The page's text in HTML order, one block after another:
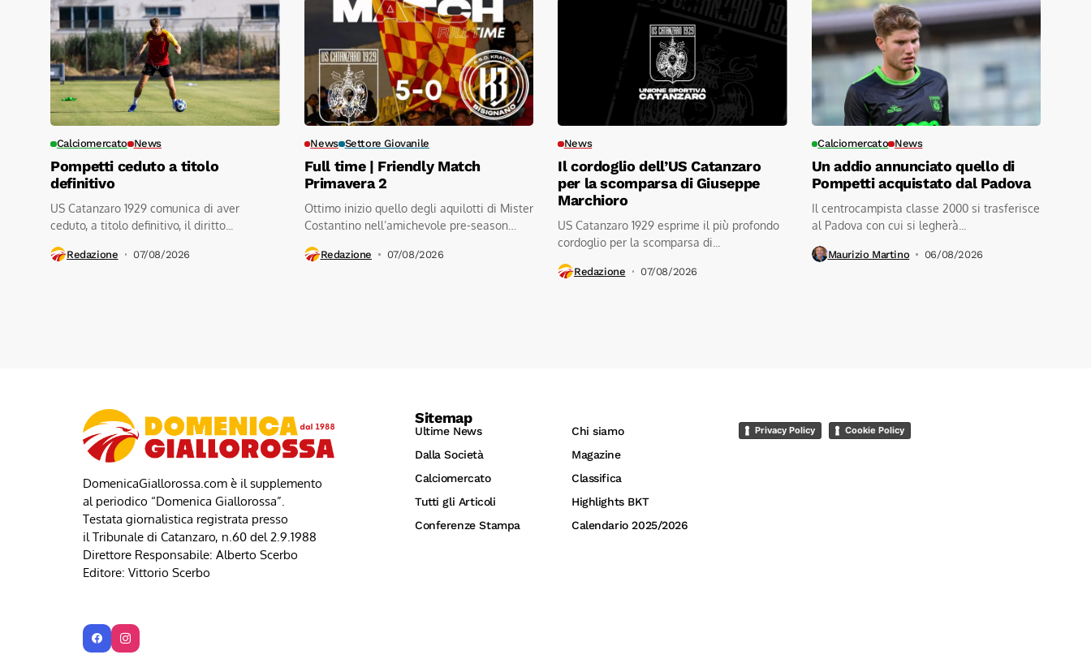
Calciomercato News
Pompetti ceduto a titolo
definitivo
US Catanzaro 1929 comunica di aver
ceduto, a titolo definitivo, il diritto...
Redazione 07/08/2026
News Settore Giovanile
Full time | Friendly Match
Primavera 2
Ottimo inizio quello degli aquilotti di Mister
Costantino nell’amichevole pre-season
Redazione 07/08/2026
News
Il cordoglio dell’US Catanzaro
per la scomparsa di Giuseppe
Marchioro
US Catanzaro 1929 esprime il più profondo
cordoglio per la scomparsa di...
Redazione 07/08/2026
Calciomercato News
Un addio annunciato quello di
Pompetti acquistato dal Padova
Il centrocampista classe 2000 si trasferisce
al Padova con cui si legherà...
Maurizio Martino 06/08/2026
DomenicaGiallorossa.com è il supplemento
al periodico “Domenica Giallorossa”.
Testata giornalistica registrata presso
il Tribunale di Catanzaro, n.60 del 2.9.1988
Direttore Responsabile: Alberto Scerbo
Editore: Vittorio Scerbo
Sitemap
Ultime News
Chi siamo
Dalla Società
Magazine
Calciomercato
Classifica
Tutti gli Articoli
Highlights BKT
Conferenze Stampa
Calendario 2025/2026
Privacy Policy Cookie Policy